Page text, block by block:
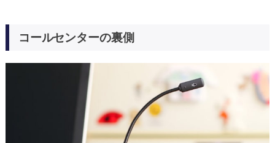
コールセンターの裏側